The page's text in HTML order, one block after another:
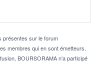
au PEA.
présentes sur le forum
membres qui en sont émetteurs.
BOURSORAMA n'a participé